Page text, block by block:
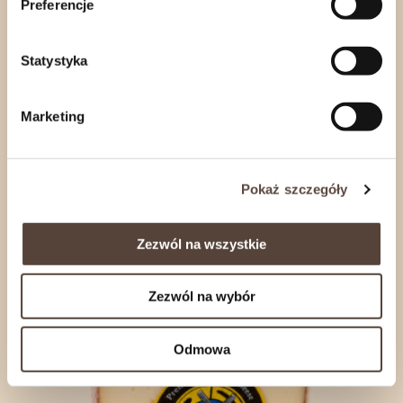
Preferencje
Statystyka
Marketing
Pokaż szczegóły
Zezwól na wszystkie
Zezwól na wybór
Odmowa